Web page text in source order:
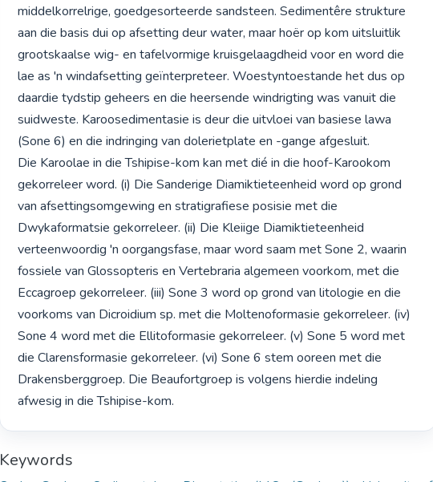
middelkorrelrige, goedgesorteerde sandsteen. Sedimentêre strukture
aan die basis dui op afsetting deur water, maar hoër op kom uitsluitlik
grootskaalse wig- en tafelvormige kruisgelaagdheid voor en word die
lae as 'n windafsetting geïnterpreteer. Woestyntoestande het dus op
daardie tydstip geheers en die heersende windrigting was vanuit die
suidweste. Karoosedimentasie is deur die uitvloei van basiese lawa
(Sone 6) en die indringing van dolerietplate en -gange afgesluit.
Die Karoolae in die Tshipise-kom kan met dié in die hoof-Karookom
gekorreleer word. (i) Die Sanderige Diamiktieteenheid word op grond
van afsettingsomgewing en stratigrafiese posisie met die
Dwykaformatsie gekorreleer. (ii) Die Kleiige Diamiktieteenheid
verteenwoordig 'n oorgangsfase, maar word saam met Sone 2, waarin
fossiele van Glossopteris en Vertebraria algemeen voorkom, met die
Eccagroep gekorreleer. (iii) Sone 3 word op grond van litologie en die
voorkoms van Dicroidium sp. met die Moltenoformasie gekorreleer. (iv)
Sone 4 word met die Ellitoformasie gekorreleer. (v) Sone 5 word met
die Clarensformasie gekorreleer. (vi) Sone 6 stem ooreen met die
Drakensberggroep. Die Beaufortgroep is volgens hierdie indeling
afwesig in die Tshipise-kom.
Keywords